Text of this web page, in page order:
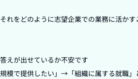
れをどのように志望企業での業務に活か
えが出せているか不安です
で提供したい」→「組織に属する就職」